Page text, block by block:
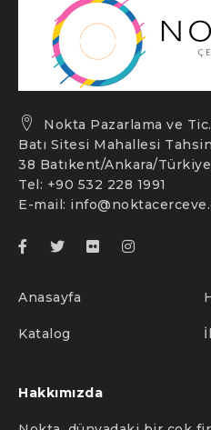
Nokta Pazarlama ve
Batı Sitesi Mahallesi
38 Batıkent/Ankara/Türkiye
Tel: +90 532 228 1991
E-mail:
Anasayfa
Katalog
Hakkımızda